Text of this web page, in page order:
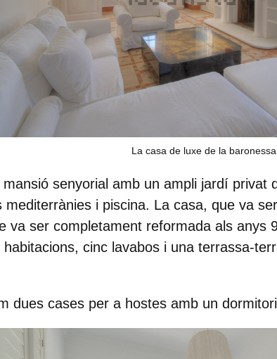
La casa de luxe de la
senyorial amb un ampli jardí privat
mediterrànies i piscina. La casa, que va
va ser completament reformada als anys
cinc lavabos i una terrassa-
dues cases per a hostes amb un